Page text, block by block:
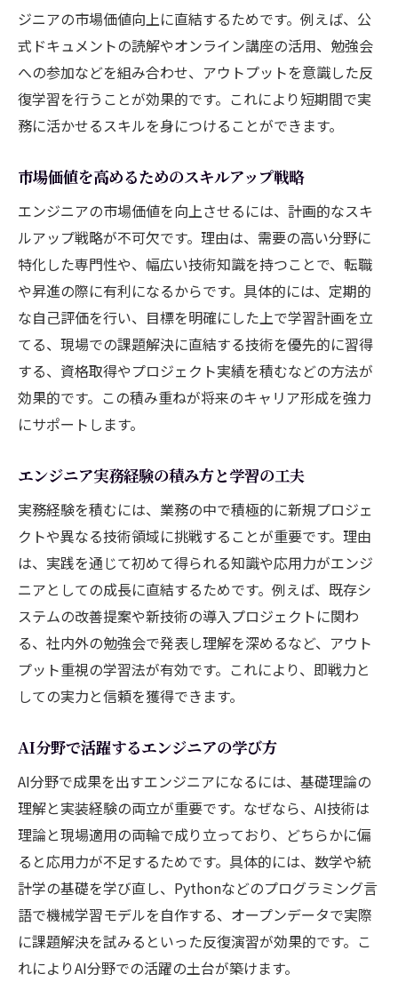
ジニアの市場価値向上に直結するためです。例えば、公
式ドキュメントの読解やオンライン講座の活用、勉強会
への参加などを組み合わせ、アウトプットを意識した反
復学習を行うことが効果的です。これにより短期間で実
務に活かせるスキルを身につけることができます。
市場価値を高めるためのスキルアップ戦略
エンジニアの市場価値を向上させるには、計画的なスキ
ルアップ戦略が不可欠です。理由は、需要の高い分野に
特化した専門性や、幅広い技術知識を持つことで、転職
や昇進の際に有利になるからです。具体的には、定期的
な自己評価を行い、目標を明確にした上で学習計画を立
てる、現場での課題解決に直結する技術を優先的に習得
する、資格取得やプロジェクト実績を積むなどの方法が
効果的です。この積み重ねが将来のキャリア形成を強力
にサポートします。
エンジニア実務経験の積み方と学習の工夫
実務経験を積むには、業務の中で積極的に新規プロジェ
クトや異なる技術領域に挑戦することが重要です。理由
は、実践を通じて初めて得られる知識や応用力がエンジ
ニアとしての成長に直結するためです。例えば、既存シ
ステムの改善提案や新技術の導入プロジェクトに関わ
る、社内外の勉強会で発表し理解を深めるなど、アウト
プット重視の学習法が有効です。これにより、即戦力と
しての実力と信頼を獲得できます。
AI分野で活躍するエンジニアの学び方
AI分野で成果を出すエンジニアになるには、基礎理論の
理解と実装経験の両立が重要です。なぜなら、AI技術は
理論と現場適用の両輪で成り立っており、どちらかに偏
ると応用力が不足するためです。具体的には、数学や統
計学の基礎を学び直し、Pythonなどのプログラミング言
語で機械学習モデルを自作する、オープンデータで実際
に課題解決を試みるといった反復演習が効果的です。こ
れによりAI分野での活躍の土台が築けます。